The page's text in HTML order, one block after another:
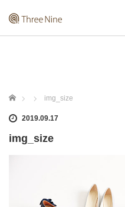
ホーム img_size
2019.09.17
img_size